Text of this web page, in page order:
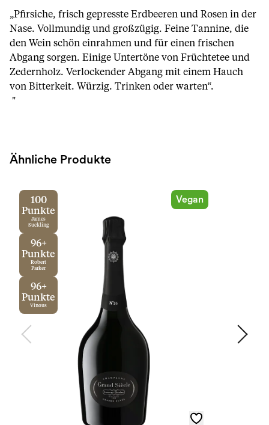
„Pfirsiche, frisch gepresste Erdbeeren und Rosen in der
Nase. Vollmundig und großzügig. Feine Tannine, die
den Wein schön einrahmen und für einen frischen
Abgang sorgen. Einige Untertöne von Früchtetee und
Zedernholz. Verlockender Abgang mit einem Hauch
von Bitterkeit. Würzig. Trinken oder warten“.
"
Ähnliche Produkte
100
Punkte
James
Suckling
96+
Punkte
Robert
Parker
96+
Punkte
Vinous
Vegan